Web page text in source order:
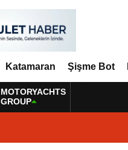
Katamaran Şişme Bot
MOTORYACHTS
GROUP